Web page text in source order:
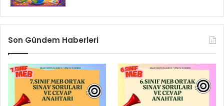
Son Gündem Haberleri